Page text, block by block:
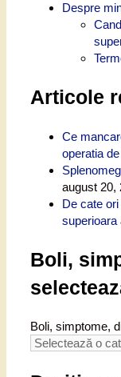
Despre
Articole
Ce
operatia
august 20,
De cate
superioara
Boli,
Boli, simptome,